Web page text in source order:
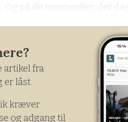
på de mennesker, der
artikel fra
er låst.
kræver
og adgang til